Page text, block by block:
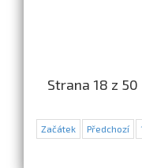
Strana 18 z 50
Začátek Předchozí